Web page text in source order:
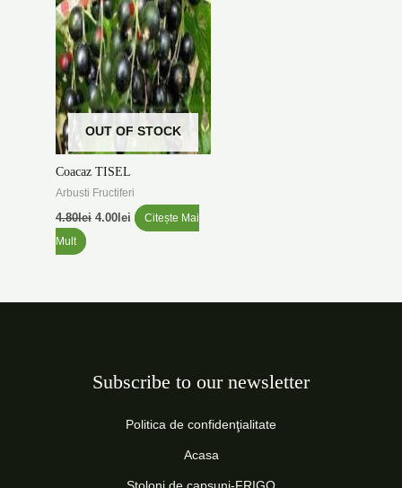
OUT OF STOCK
Coacaz TISEL
Arbusti Fructiferi
4.80lei 4.00 lei
Citește Mai
Mult
Subscribe to our newsletter
Politica de confidenţialitate
Acasa